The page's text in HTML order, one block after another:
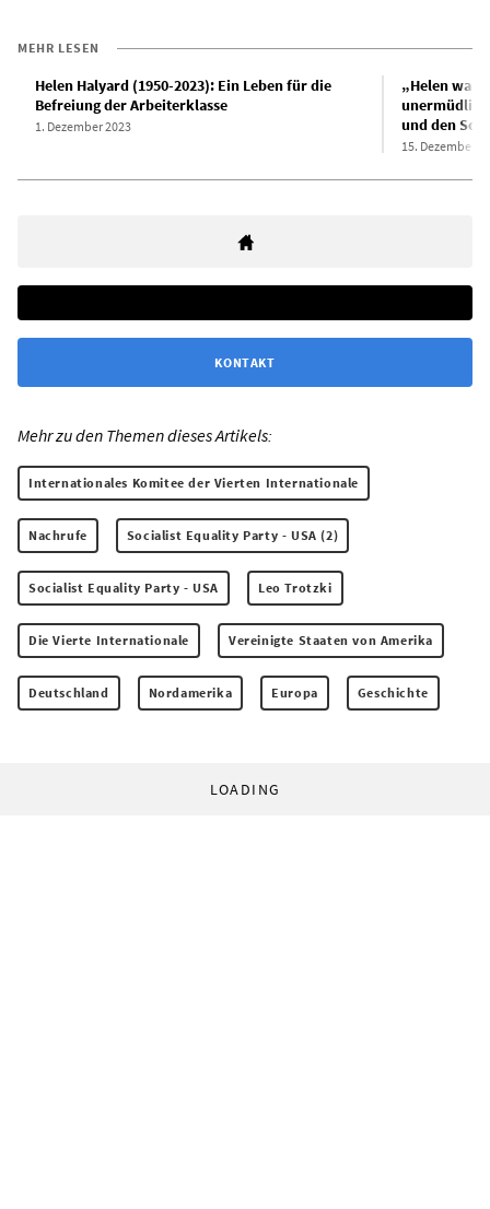
MEHR LESEN
Helen Halyard (1950-2023): Ein Leben für die
Befreiung der Arbeiterklasse
1. Dezember 2023
„Helen war
und den
15. Dezember
KONTAKT
Mehr zu den Themen dieses Artikels:
Internationales Komitee der Vierten Internationale
Nachrufe Socialist Equality Party - USA (2)
Socialist Equality Party - USA Leo Trotzki
Die Vierte Internationale Vereinigte Staaten von Amerika
Deutschland Nordamerika Europa Geschichte
LOADING